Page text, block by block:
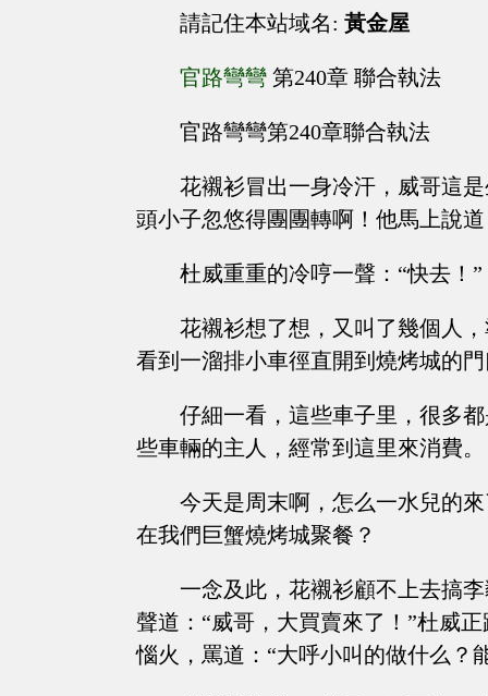
請記住本站域名: 黃金屋
官路彎彎 第240章 聯合執法
官路彎彎第240章聯合執法
花襯衫冒出一身冷汗，威哥這
頭小子忽悠得團團轉啊！他馬上說
杜威重重的冷哼一聲：“快去！”
花襯衫想了想，又叫了幾個人
看到一溜排小車徑直開到燒烤城的
仔細一看，這些車子里，很多
些車輛的主人，經常到這里來消費。
今天是周末啊，怎么一水兒的
在我們巨蟹燒烤城聚餐？
一念及此，花襯衫顧不上去搞
聲道：“威哥，大買賣來了！”杜威
惱火，罵道：“大呼小叫的做什么？